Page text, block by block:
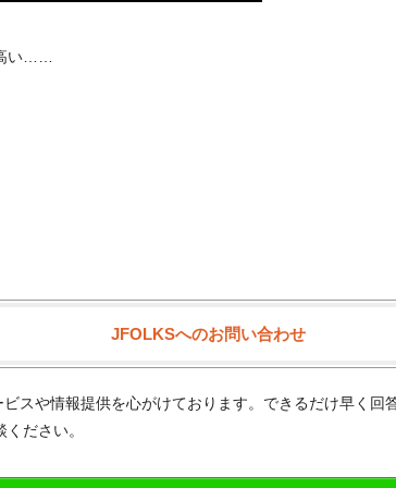
い……
JFOLKSへのお問い合わせ
スや情報提供を心がけております。できるだけ早く回
ださい。